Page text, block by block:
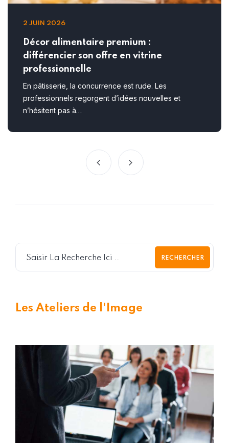
2 JUIN 2026
Décor alimentaire premium :
différencier son offre en vitrine
professionnelle
En pâtisserie, la concurrence est rude. Les
professionnels regorgent d’idées nouvelles et
n’hésitent pas à…
RECHERCHER
Les Ateliers de l'Image